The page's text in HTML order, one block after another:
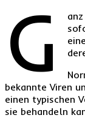
G
bekannte Viren
einen typischen
sie behandeln